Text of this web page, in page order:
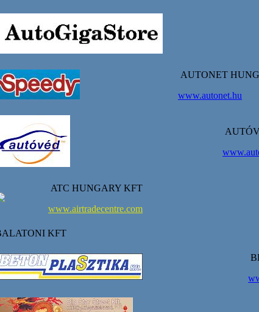
AUTONET
www.autonet.hu
ATC HUNGARY KFT
www.airtradecentre.com
KFT